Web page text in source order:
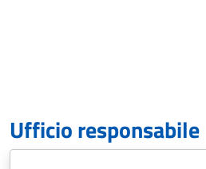
Ufficio responsabile